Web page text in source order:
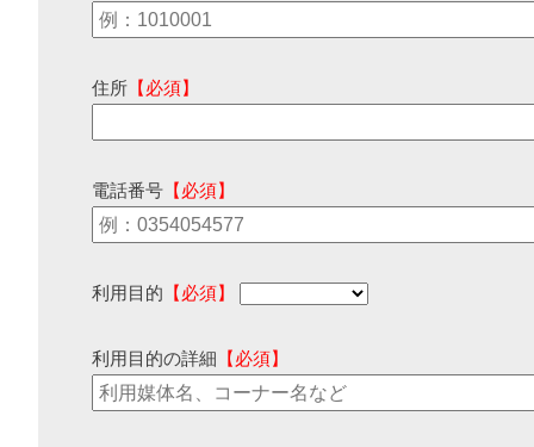
住所 【必須】
電話番号 【必須】
利用目的 【必須】
利用目的の詳細 【必須】